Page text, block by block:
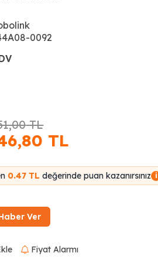
0092
TL
TL
0.47 TL değerinde puan kazanırsınız i
Ver
Fiyat Alarmı